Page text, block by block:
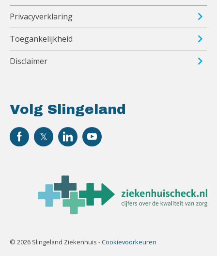
Volg Slingeland
Privacyverklaring
Toegankelijkheid
Disclaimer
© 2026 Slingeland Ziekenhuis -Cookievoorkeuren